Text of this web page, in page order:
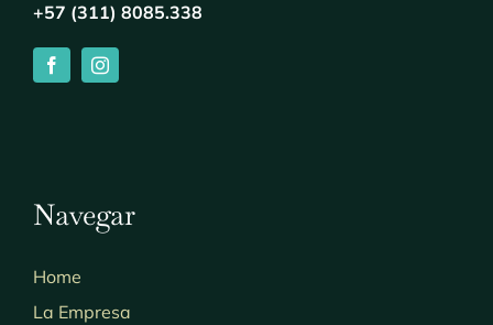
+57 (311) 8085.338
Navegar
Home
La Empresa